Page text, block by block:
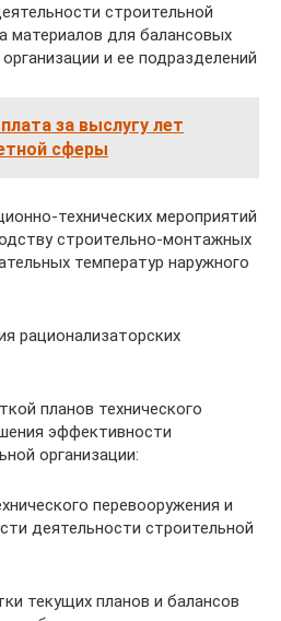
строительной
материалов для балансовых
и ее подразделений
за выслугу лет
сферы
технических мероприятий
строительно-монтажных
температур наружного
рационализаторских
планов технического
эффективности
организации:
перевооружения и
деятельности строительной
текущих планов и балансов